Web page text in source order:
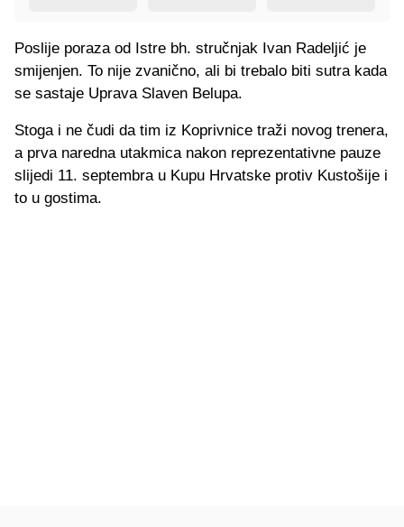
Poslije poraza od Istre bh. stručnjak Ivan Radeljić je
smijenjen. To nije zvanično, ali bi trebalo biti sutra kada
se sastaje Uprava Slaven Belupa.
Stoga i ne čudi da tim iz Koprivnice traži novog trenera,
a prva naredna utakmica nakon reprezentativne pauze
slijedi 11. septembra u Kupu Hrvatske protiv Kustošije i
to u gostima.